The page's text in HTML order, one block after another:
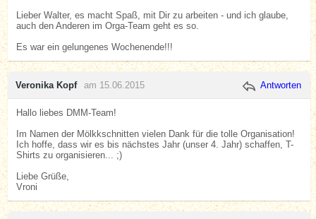
Lieber Walter, es macht Spaß, mit Dir zu arbeiten - und ich glaube,
auch den Anderen im Orga-Team geht es so.
Es war ein gelungenes Wochenende!!!
Veronika Kopf am 15.06.2015 Antworten
Hallo liebes DMM-Team!
Im Namen der Mölkkschnitten vielen Dank für die tolle Organisation!
Ich hoffe, dass wir es bis nächstes Jahr (unser 4. Jahr) schaffen, T-
Shirts zu organisieren... ;)
Liebe Grüße,
Vroni